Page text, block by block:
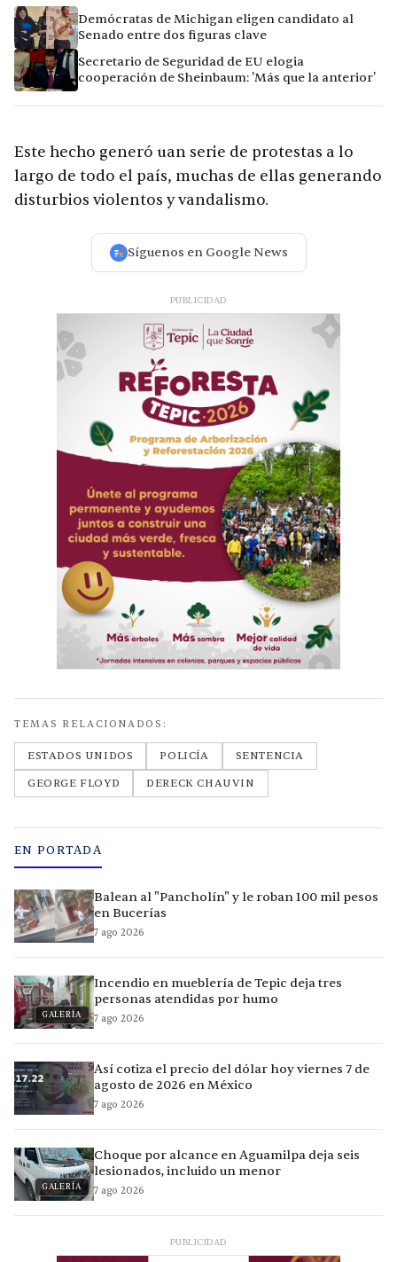
Demócratas de Michigan eligen candidato al
Senado entre dos figuras clave
Secretario de Seguridad de EU elogia
cooperación de Sheinbaum: 'Más que la anterior'
Este hecho generó uan serie de protestas a lo
largo de todo el país, muchas de ellas generando
disturbios violentos y vandalismo.
Síguenos en Google News
PUBLICIDAD
TEMAS RELACIONADOS:
ESTADOS UNIDOS POLICÍA
SENTENCIA
GEORGE FLOYD
DERECK CHAUVIN
EN PORTADA
Balean al "Pancholín" y le roban 100 mil pesos
en Bucerías
7 ago 2026
GALERÍA
Incendio en mueblería de Tepic deja tres
personas atendidas por humo
7 ago 2026
Así cotiza el precio del dólar hoy viernes 7 de
agosto de 2026 en México
7 ago 2026
GALERÍA
Choque por alcance en Aguamilpa deja seis
lesionados, incluido un menor
7 ago 2026
PUBLICIDAD